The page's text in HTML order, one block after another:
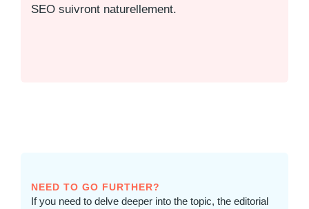
SEO suivront naturellement.
NEED TO GO FURTHER?
If you need to delve deeper into the topic, the editorial